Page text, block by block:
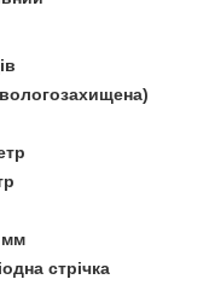
мм
стрічка